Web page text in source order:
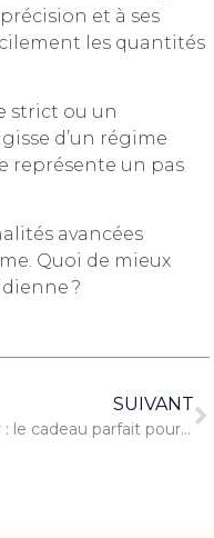
et à ses
les quantités
strict ou un
d’un régime
représente un pas
avancées
Quoi de mieux
?
SUIVANT
Les coffrets de whisky : le cadeau parfait pour les fêtes de fin d’année